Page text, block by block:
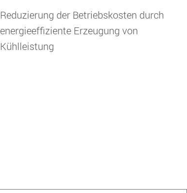
Reduzierung der Betriebskosten durch
energieeffiziente Erzeugung von
Kühlleistung